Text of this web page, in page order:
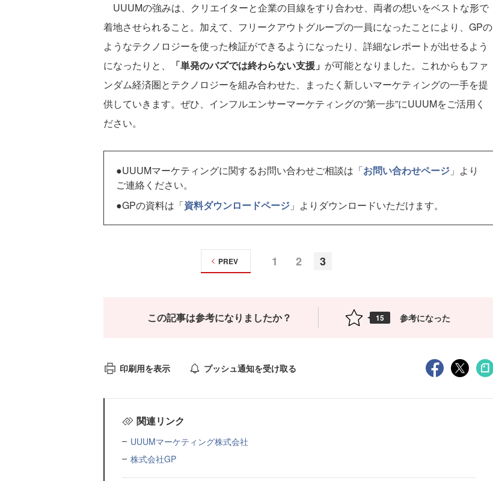
UUUMの強みは、クリエイターと企業の目線をすり合わせ、両者の想いをベストな形で
着地させられること。加えて、フリークアウトグループの一員になったことにより、GPの
ようなテクノロジーを使った検証ができるようになったり、詳細なレポートが出せるよう
になったりと、
「単発のバズでは終わらない支援」 が可能となりました。これからもファ
ンダム経済圏とテクノロジーを組み合わせた、まったく新しいマーケティングの一手を提
供していきます。ぜひ、インフルエンサーマーケティングの“第一歩”にUUUMをご活用く
ださい。
●UUUMマーケティングに関するお問い合わせご相談は「お問い合わせページ 」より
ご連絡ください。
●GPの資料は「資料ダウンロードページ 」よりダウンロードいただけます。
1 2 3
PREV
この記事は参考になりましたか？ 15 参考になった
印刷用を表示 プッシュ通知を受け取る
関連リンク
UUUMマーケティング株式会社
株式会社GP